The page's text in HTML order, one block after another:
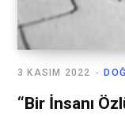
3 KASIM 2022
“Bir İnsanı